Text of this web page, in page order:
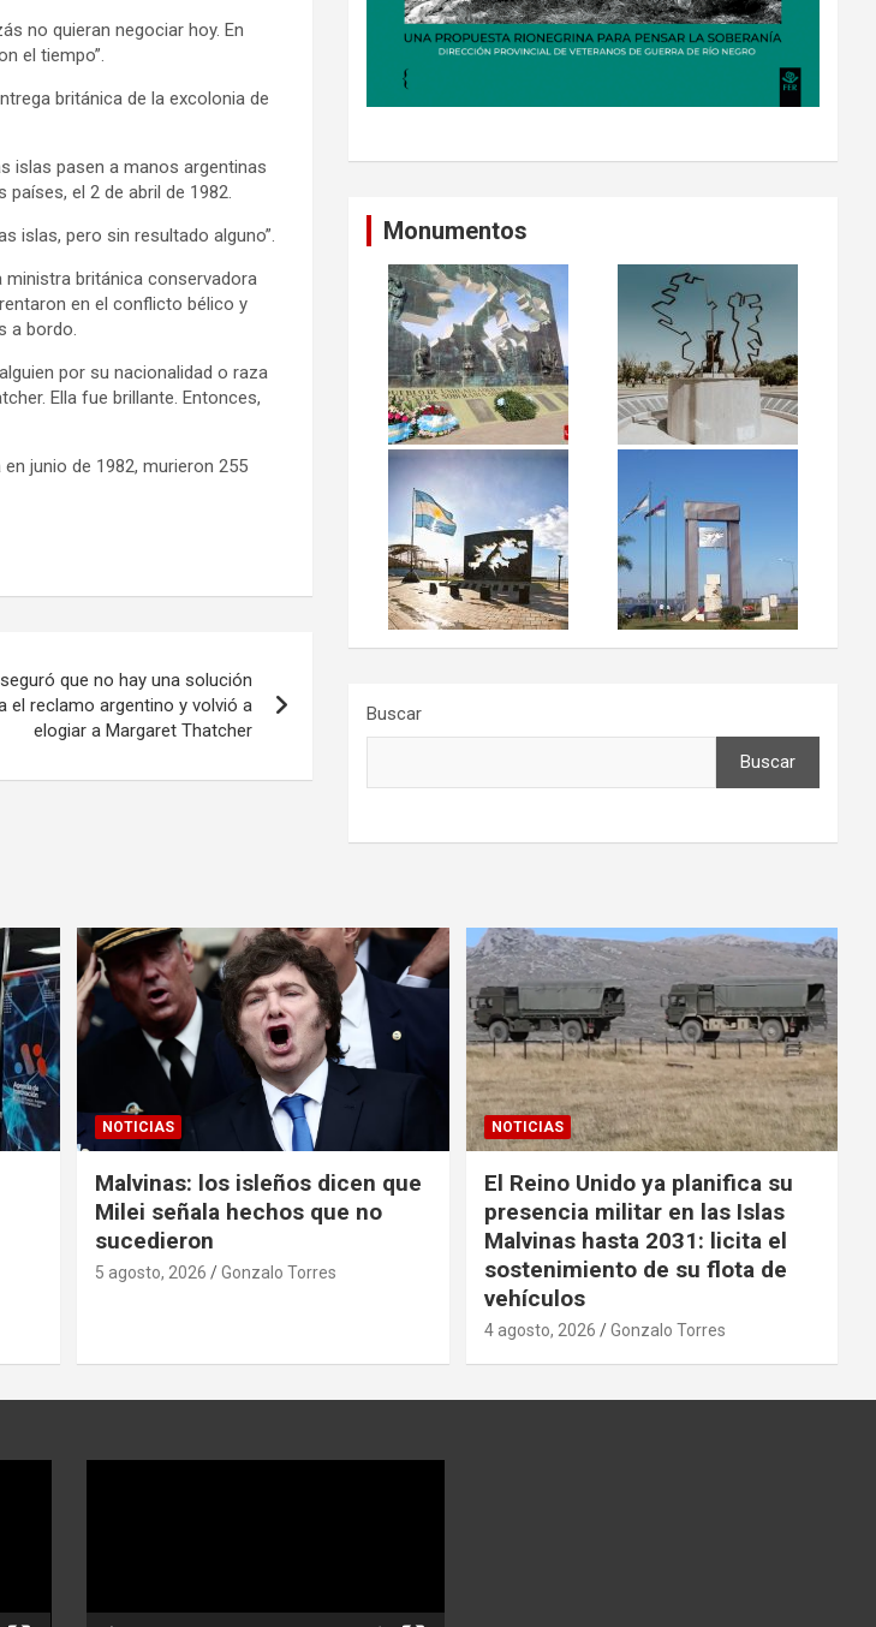
no quieran negociar hoy. En
el tiempo”.
británica de la excolonia de
islas pasen a manos argentinas
el 2 de abril de 1982.
islas, pero sin resultado alguno”.
ministra británica conservadora
en el conflicto bélico y
a bordo.
por su nacionalidad o raza
Ella fue brillante. Entonces,
junio de 1982, murieron 255
que no hay una solución
el reclamo argentino y volvió a
elogiar a Margaret Thatcher
Monumentos
Buscar
Buscar
NOTICIAS
Malvinas: los isleños dicen que
Milei señala hechos que no
sucedieron
5 agosto, 2026 Gonzalo Torres
NOTICIAS
El Reino Unido ya planifica su
presencia militar en las Islas
Malvinas hasta 2031: licita el
sostenimiento de su flota de
vehículos
4 agosto, 2026 Gonzalo Torres